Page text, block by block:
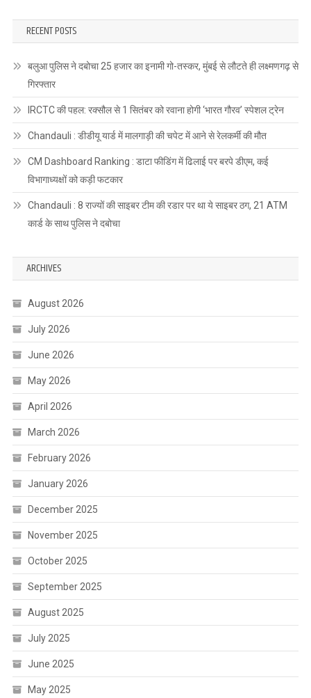
RECENT POSTS
बलुआ पुलिस ने दबोचा 25 हजार का इनामी गो-तस्कर, मुंबई से लौटते ही लक्ष्मणगढ़ से
गिरफ्तार
IRCTC की पहल: रक्सौल से 1 सितंबर को रवाना होगी ‘भारत गौरव’ स्पेशल ट्रेन
Chandauli : डीडीयू यार्ड में मालगाड़ी की चपेट में आने से रेलकर्मी की मौत
CM Dashboard Ranking : डाटा फीडिंग में ढिलाई पर बरपे डीएम, कई
विभागाध्यक्षों को कड़ी फटकार
Chandauli : 8 राज्यों की साइबर टीम की रडार पर था ये साइबर ठग, 21 ATM
कार्ड के साथ पुलिस ने दबोचा
ARCHIVES
August 2026
July 2026
June 2026
May 2026
April 2026
March 2026
February 2026
January 2026
December 2025
November 2025
October 2025
September 2025
August 2025
July 2025
June 2025
May 2025